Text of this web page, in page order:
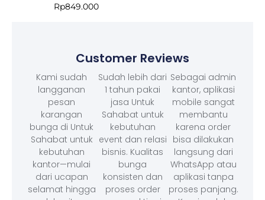
Rp849.000
Customer Reviews
Kami sudah
langganan
pesan
karangan
bunga di Untuk
Sahabat untuk
kebutuhan
kantor—mulai
dari ucapan
selamat hingga
Sudah lebih dari
1 tahun pakai
jasa Untuk
Sahabat untuk
kebutuhan
event dan relasi
bisnis. Kualitas
bunga
konsisten dan
proses order
Sebagai admin
kantor, aplikasi
mobile sangat
membantu
karena order
bisa dilakukan
langsung dari
WhatsApp atau
aplikasi tanpa
proses panjang.